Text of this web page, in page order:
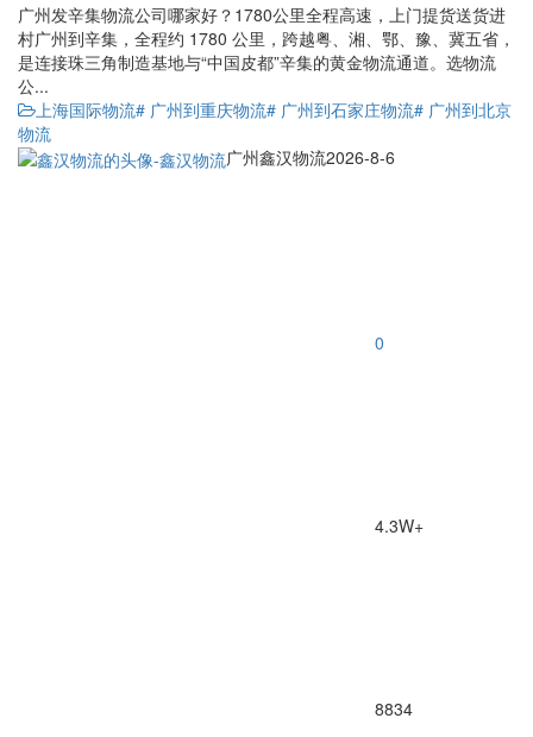
广州发辛集物流公司哪家好？1780公里全程高速，上门提货送货进
村广州到辛集，全程约 1780 公里，跨越粤、湘、鄂、豫、冀五省，
是连接珠三角制造基地与“中国皮都”辛集的黄金物流通道。选物流
公...
上海国际物流# 广州到重庆物流# 广州到石家庄物流# 广州到北京
物流
广州鑫汉物流2026-8-6
0
4.3W+
8834